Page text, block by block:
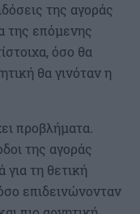
της αγοράς
της επόμενης
όσο θα
θα γινόταν η
προβλήματα.
της αγοράς
για τη θετική
επιδεινώνονταν